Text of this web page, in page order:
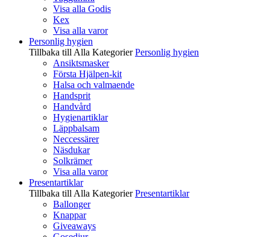
Visa alla Godis
Kex
Visa alla varor
Personlig hygien
Tillbaka till Alla Kategorier Personlig hygien
Ansiktsmasker
Första Hjälpen-kit
Halsa och valmaende
Handsprit
Handvård
Hygienartiklar
Läppbalsam
Neccessärer
Näsdukar
Solkrämer
Visa alla varor
Presentartiklar
Tillbaka till Alla Kategorier Presentartiklar
Ballonger
Knappar
Giveaways